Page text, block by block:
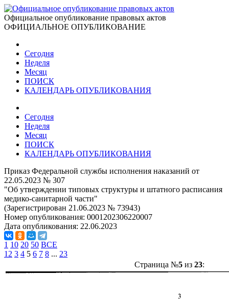
Официальное опубликование правовых актов
ОФИЦИАЛЬНОЕ ОПУБЛИКОВАНИЕ
Сегодня
Неделя
Месяц
ПОИСК
КАЛЕНДАРЬ ОПУБЛИКОВАНИЯ
Сегодня
Неделя
Месяц
ПОИСК
КАЛЕНДАРЬ ОПУБЛИКОВАНИЯ
Приказ Федеральной службы исполнения наказаний от
22.05.2023 № 307
"Об утверждении типовых структуры и штатного расписания
медико-санитарной части"
(Зарегистрирован 21.06.2023 № 73943)
Номер опубликования: 0001202306220007
Дата опубликования: 22.06.2023
1 10 20 50 ВСЕ
1 2 3 4 5 6 7 8 ... 23
Страница №5из 23: